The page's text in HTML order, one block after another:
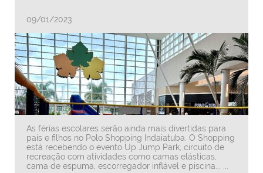
09/01/2023
As férias escolares serão ainda mais divertidas para
pais e filhos no Polo Shopping Indaiatuba. O Shopping
está recebendo o evento Up Jump Park, circuito de
recreação com atividades como camas elásticas,
cama de espuma, escorregador inflável e piscina... ...